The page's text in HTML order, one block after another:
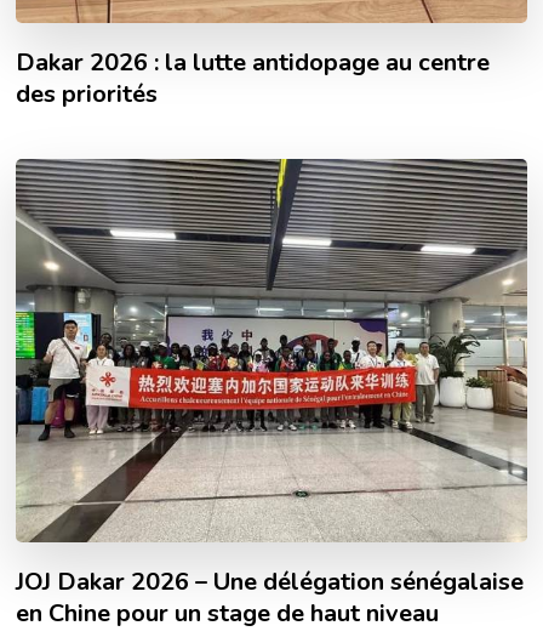
Dakar 2026 : la lutte antidopage au centre
des priorités
JOJ Dakar 2026 – Une délégation sénégalaise
en Chine pour un stage de haut niveau